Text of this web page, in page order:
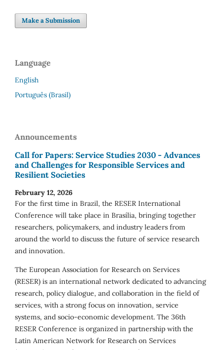
Make a Submission
Language
English
Português (Brasil)
Announcements
Call for Papers: Service Studies 2030 - Advances
and Challenges for Responsible Services and
Resilient Societies
February 12, 2026
For the first time in Brazil, the RESER International
Conference will take place in Brasília, bringing together
researchers, policymakers, and industry leaders from
around the world to discuss the future of service research
and innovation.
The European Association for Research on Services
(RESER) is an international network dedicated to advancing
research, policy dialogue, and collaboration in the field of
services, with a strong focus on innovation, service
systems, and socio-economic development. The 36th
RESER Conference is organized in partnership with the
Latin American Network for Research on Services